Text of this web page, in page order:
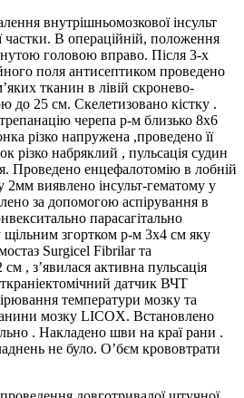
внутрішньомозкової інсульт
В операційній, положення
головою вправо. Після 3-х
поля антисептиком проведено
тканин в лівій скронево-
до 25 см. Скелетизовано кістку .
черепа р-м близько 8х6
різко напружена ,проведено її
різко набряклий , пульсація судин
Проведено енцефалотомію в лобній
2мм виявлено інсульт-гематому у
за допомогою аспірування в
парасагітально
згортком р-м 3х4 см яку
Surgicel Fibrilar та
, з’явилася активна пульсація
датчик ВЧТ
температури мозку та
мозку LICOX. Встановлено
. Накладено шви на краї рани .
не було. О’бєм крововтрати